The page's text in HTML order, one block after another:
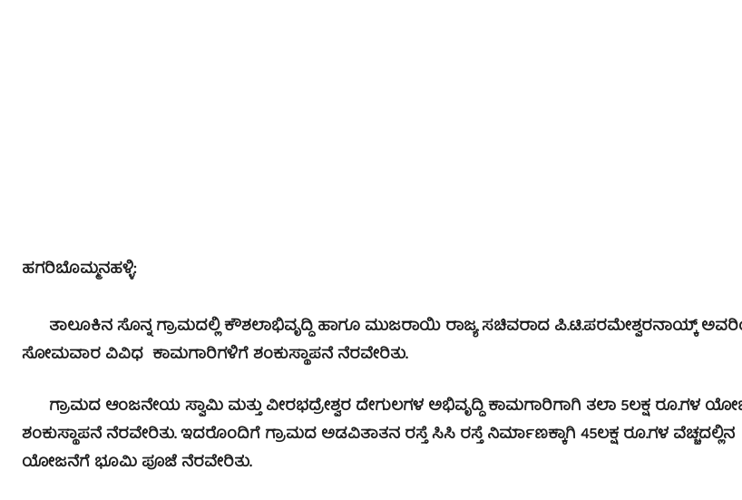
ಹಗರಿಬೊಮ್ಮನಹಳ್ಳಿ:
ತಾಲೂಕಿನ ಸೊನ್ನ ಗ್ರಾಮದಲ್ಲಿ ಕೌಶಲಾಭಿವೃದ್ಧಿ ಹಾಗೂ ಮುಜರಾಯಿ ರಾಜ್ಯ ಸಚಿವರಾದ ಪಿ.ಟಿ.ಪರಮೇಶ್ವರನಾಯ್ಕ್
ಸೋಮವಾರ ವಿವಿಧ ಕಾಮಗಾರಿಗಳಿಗೆ ಶಂಕುಸ್ಥಾಪನೆ ನೆರವೇರಿತು.
ಗ್ರಾಮದ ಆಂಜನೇಯ ಸ್ವಾಮಿ ಮತ್ತು ವೀರಭದ್ರೇಶ್ವರ ದೇಗುಲಗಳ ಅಭಿವೃದ್ಧಿ ಕಾಮಗಾರಿಗಾಗಿ ತಲಾ 5ಲಕ್ಷ ರೂ.ಗಳ
ಶಂಕುಸ್ಥಾಪನೆ ನೆರವೇರಿತು. ಇದರೊಂದಿಗೆ ಗ್ರಾಮದ ಅಡವಿತಾತನ ರಸ್ತೆ ಸಿಸಿ ರಸ್ತೆ ನಿರ್ಮಾಣಕ್ಕಾಗಿ 45ಲಕ್ಷ ರೂ.ಗಳ ವೆಚ್ಚದಲ್ಲಿನ
ಯೋಜನೆಗೆ ಭೂಮಿ ಪೂಜೆ ನೆರವೇರಿತು.